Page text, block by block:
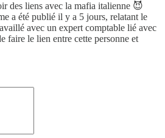
des liens avec la mafia italienne 😈
a été publié il y a 5 jours, relatant le
avec un expert comptable lié avec
faire le lien entre cette personne et